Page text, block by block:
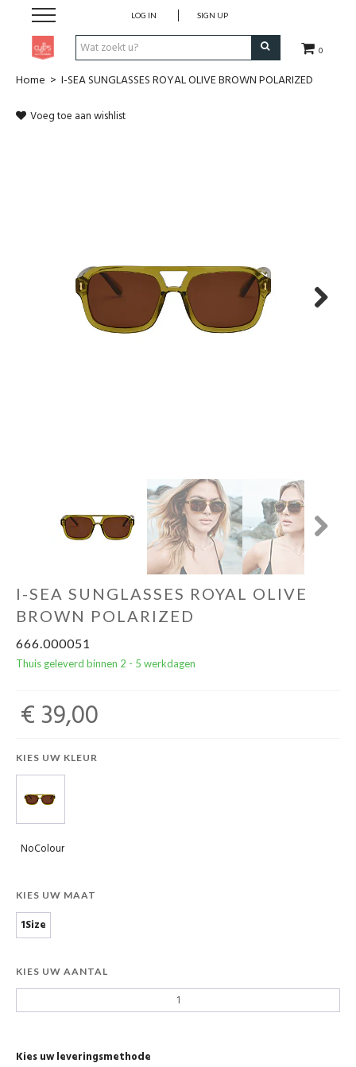
0
LOG IN SIGN UP
Pen & Papier
Cadeaubon
Home > I-SEA SUNGLASSES ROYAL OLIVE BROWN POLARIZED
Voeg toe aan wishlist
I-SEA SUNGLASSES ROYAL OLIVE
BROWN POLARIZED
666.000051
Thuis geleverd binnen 2 - 5 werkdagen
€ 39,00
KIES UW KLEUR
NoColour
KIES UW MAAT
1Size
KIES UW AANTAL
Kies uw leveringsmethode